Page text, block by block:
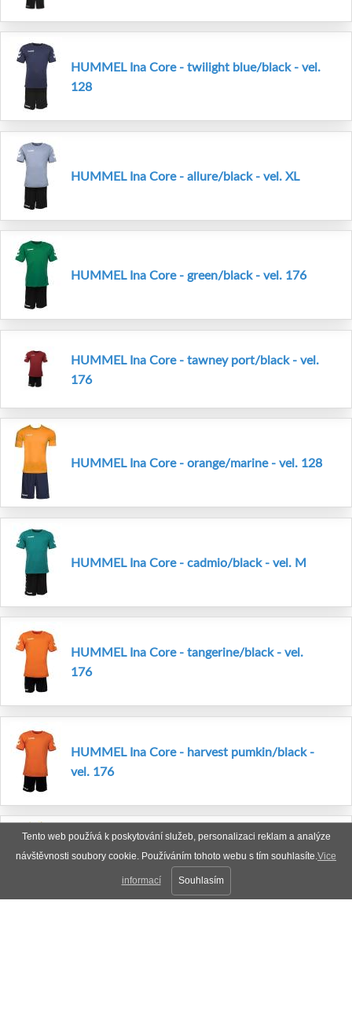
Tento web používá k poskytování služeb, personalizaci reklam a analýze
návštěvnosti soubory cookie. Používáním tohoto webu s tím souhlasíte.Vice
informací Souhlasím
HUMMEL Ina Core - twilight blue/black - vel.
128
HUMMEL Ina Core - allure/black - vel. XL
HUMMEL Ina Core - green/black - vel. 176
HUMMEL Ina Core - tawney port/black - vel.
176
HUMMEL Ina Core - orange/marine - vel. 128
HUMMEL Ina Core - cadmio/black - vel. M
HUMMEL Ina Core - tangerine/black - vel.
176
HUMMEL Ina Core - harvest pumkin/black -
vel. 176
HUMMEL Ina Core - orange/black - vel. 152